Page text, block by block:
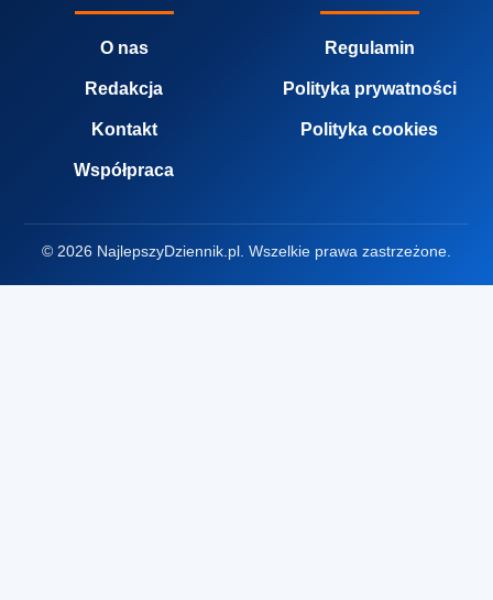
O nas
Redakcja
Kontakt
Współpraca
Regulamin
Polityka prywatności
Polityka cookies
© 2026 NajlepszyDziennik.pl. Wszelkie prawa zastrzeżone.